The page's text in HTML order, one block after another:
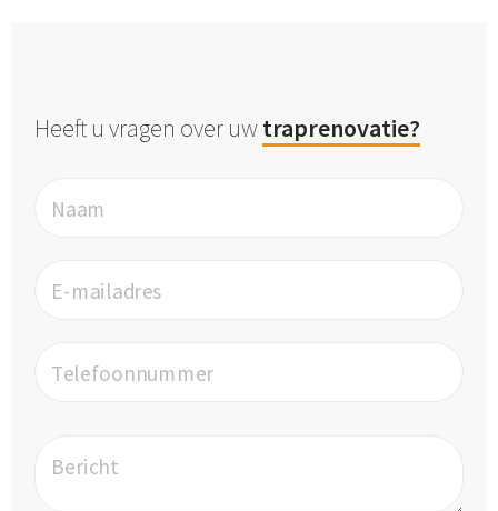
Heeft u vragen over uwtraprenovatie?
Naam
E-mailadres
Telefoonnummer
Bericht